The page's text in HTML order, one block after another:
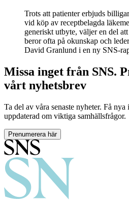
Trots att patienter erbjuds
vid köp av receptbelagda
generiskt utbyte, väljer en del
beror ofta på okunskap och
David Granlund i en ny SNS-
Missa inget från SNS.
vårt nyhetsbrev
Ta del av våra senaste nyheter. Få
uppdaterad om viktiga samhällsfrågor.
Prenumerera här